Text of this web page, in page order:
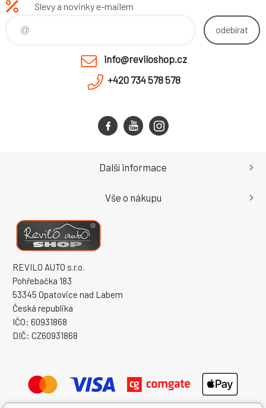
Slevy a novinky e-mailem
odebírat
info@reviloshop.cz
+420 734 578 578
REVILO AUTO s.r.o.
Pohřebačka 183
53345 Opatovice nad Labem
Česká republika
IČO: 60931868
DIČ: CZ60931868
Další informace
Vše o nákupu